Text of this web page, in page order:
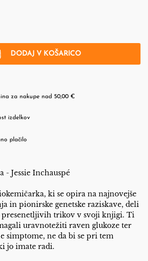
DODAJ V KOŠARICO
za nakupe nad 50,00 €
izdelkov
plačilo
- Jessie Inchauspé
ki se opira na najnovejše
in pionirske genetske raziskave, deli
presenetljivih trikov v svoji knjigi. Ti
uravnotežiti raven glukoze ter
simptome, ne da bi se pri tem
jo imate radi.